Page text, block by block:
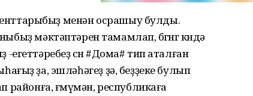
менән осрашыу булды.
мәктәптәрен тамамлап, бөгөнгө көндә
-егеттәребеҙ өсөн #Дома# тип аталған
ҙа, эшләһәгеҙ ҙә, беҙҙеке булып
ғөмүмән, республикаға